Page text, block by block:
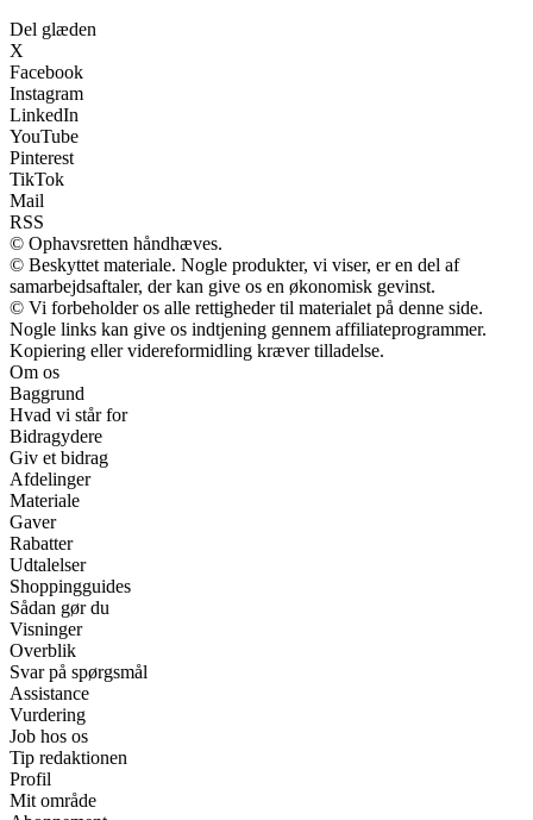
Del glæden
X
Facebook
Instagram
LinkedIn
YouTube
Pinterest
TikTok
Mail
RSS
© Ophavsretten håndhæves.
© Beskyttet materiale. Nogle produkter, vi viser, er en del af
samarbejdsaftaler, der kan give os en økonomisk gevinst.
© Vi forbeholder os alle rettigheder til materialet på denne side.
Nogle links kan give os indtjening gennem affiliateprogrammer.
Kopiering eller videreformidling kræver tilladelse.
Om os
Baggrund
Hvad vi står for
Bidragydere
Giv et bidrag
Afdelinger
Materiale
Gaver
Rabatter
Udtalelser
Shoppingguides
Sådan gør du
Visninger
Overblik
Svar på spørgsmål
Assistance
Vurdering
Job hos os
Tip redaktionen
Profil
Mit område